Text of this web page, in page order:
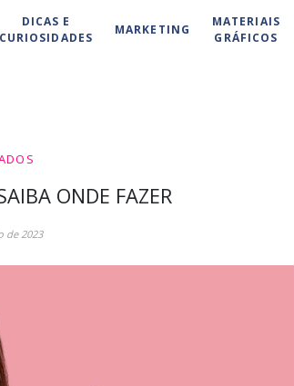
DICAS E
CURIOSIDADES
MARKETING
MATERIAIS
GRÁFICOS
ONDE FAZER
de 2023